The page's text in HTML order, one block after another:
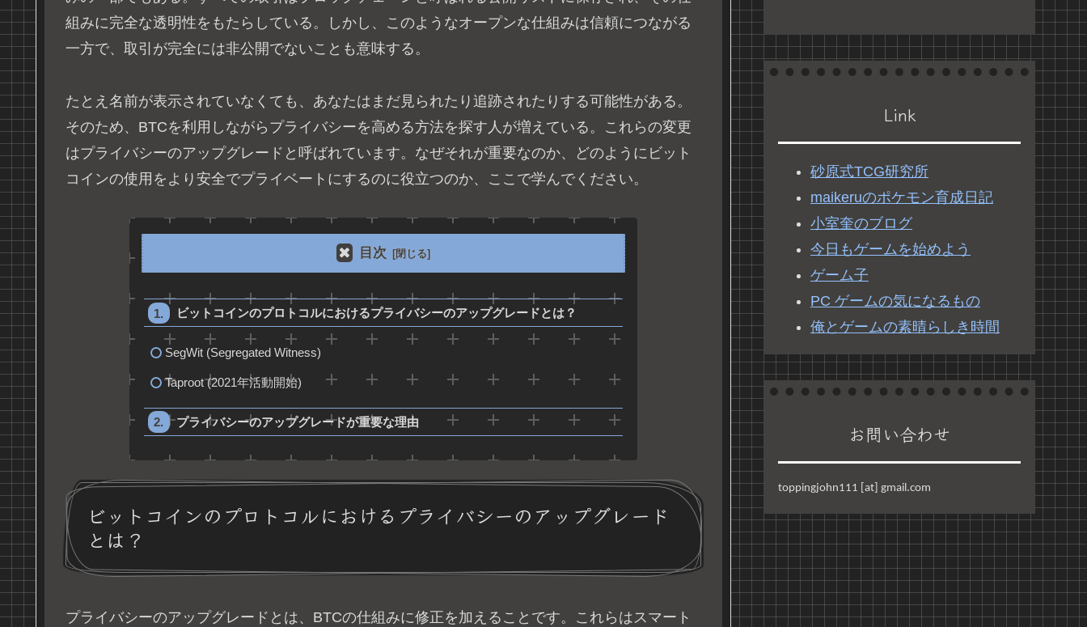
組みに完全な透明性をもたらしている。しかし、このようなオープンな仕組みは信頼につながる
一方で、取引が完全には非公開でないことも意味する。
たとえ名前が表示されていなくても、あなたはまだ見られたり追跡されたりする可能性がある。
そのため、BTCを利用しながらプライバシーを高める方法を探す人が増えている。これらの変更
はプライバシーのアップグレードと呼ばれています。なぜそれが重要なのか、どのようにビット
コインの使用をより安全でプライベートにするのに役立つのか、ここで学んでください。
目次
ビットコインのプロトコルにおけるプライバシーのアップグレードとは？
SegWit (Segregated Witness)
Taproot (2021年活動開始)
プライバシーのアップグレードが重要な理由
ビットコインのプロトコルにおけるプライバシーのアップグレード
とは？
プライバシーのアップグレードとは、BTCの仕組みに修正を加えることです。これらはスマート
Link
砂原式TCG研究所
maikeruのポケモン育成日記
小室奎のブログ
今日もゲームを始めよう
ゲーム子
PC ゲームの気になるもの
俺とゲームの素晴らしき時間
お問い合わせ
toppingjohn111 [at] gmail.com